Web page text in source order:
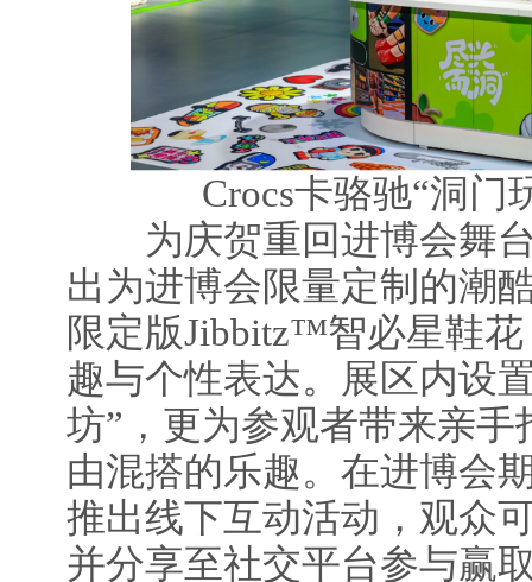
Crocs卡骆驰“洞门
为庆贺重回进博会舞台
出为进博会限量定制的潮
限定版Jibbitz™智必星鞋
趣与个性表达。展区内设
坊”，更为参观者带来亲
由混搭的乐趣。在进博会
推出线下互动活动，观众
并分享至社交平台参与赢